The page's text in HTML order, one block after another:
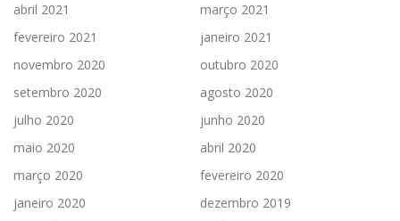
abril 2021
março 2021
fevereiro 2021
janeiro 2021
novembro 2020
outubro 2020
setembro 2020
agosto 2020
julho 2020
junho 2020
maio 2020
abril 2020
março 2020
fevereiro 2020
janeiro 2020
dezembro 2019